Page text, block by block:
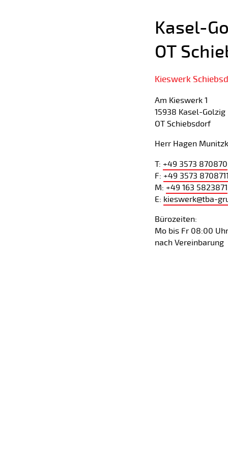
Kasel-
OT
Kieswerk
Am Kieswerk 1
15938 Kasel-Golzig
OT Schiebsdorf
Herr Hagen Munitzk
T: +49 3573 870870
F: +49 3573 8708711
M: +49 163 5823871
E: kieswerk@tba-
Bürozeiten:
Mo bis Fr 08:00
nach Vereinbarung